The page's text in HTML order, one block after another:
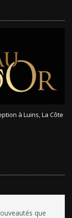
à Luins, La Côte
que